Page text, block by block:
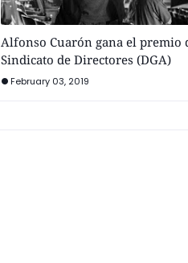
Alfonso Cuarón gana el premio
Sindicato de Directores (DGA)
February 03, 2019